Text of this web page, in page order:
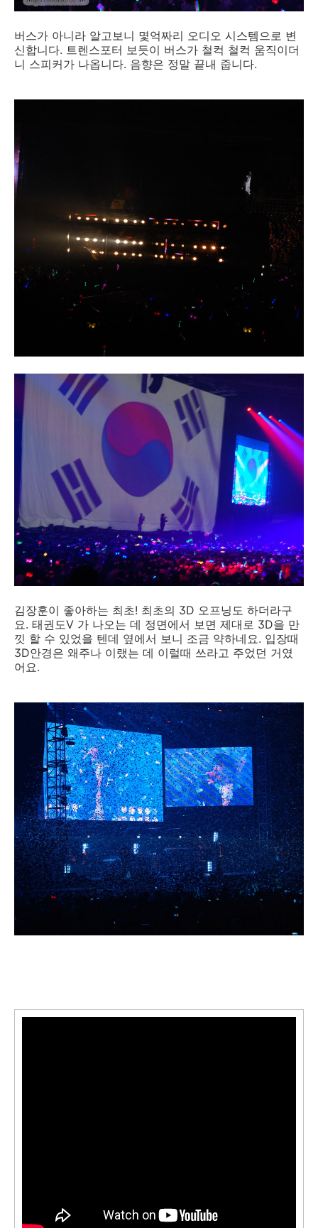
버스가 아니라 알고보니 몇억짜리 오디오 시스템으로 변
신합니다. 트렌스포터 보듯이 버스가 철컥 철컥 움직이더
니 스피커가 나옵니다. 음향은 정말 끝내 줍니다.
김장훈이 좋아하는 최초! 최초의 3D 오프닝도 하더라구
요. 태권도V 가 나오는 데 정면에서 보면 제대로 3D을 만
낏 할 수 있었을 텐데 옆에서 보니 조금 약하네요. 입장때
3D안경은 왜주나 이랬는 데 이럴때 쓰라고 주었던 거였
어요.